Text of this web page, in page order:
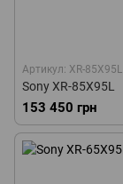
Артикул: XR-85X95L
Sony XR-85X95L
153 450 грн